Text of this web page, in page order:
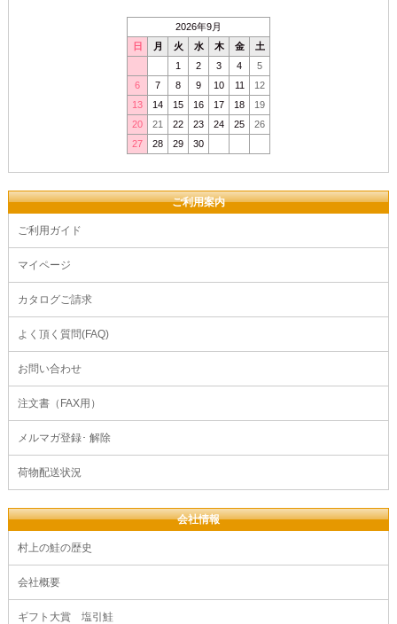
2026年9月
日
月 火 水 木 金
土
1
2 3 4
5
6
7 8 9 10 11
12
13
14 15 16 17 18
19
20
21 22 23 24 25
26
27
28 29 30
ご利用案内
ご利用ガイド
マイページ
カタログご請求
よく頂く質問(FAQ)
お問い合わせ
注文書（FAX用）
メルマガ登録･ 解除
荷物配送状況
会社情報
村上の鮭の歴史
会社概要
ギフト大賞 塩引鮭